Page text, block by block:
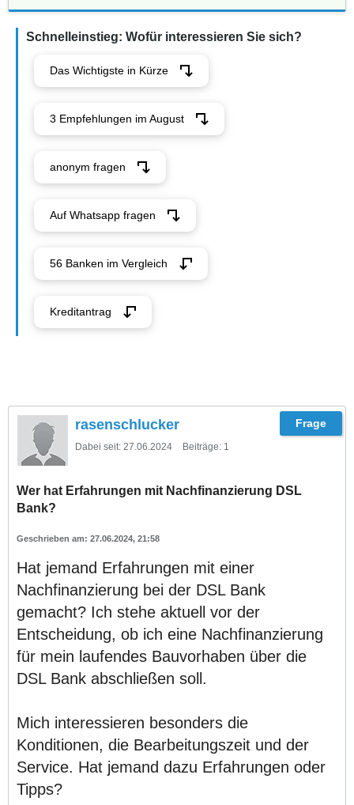
Schnelleinstieg: Wofür interessieren Sie sich?
Das Wichtigste in Kürze
3 Empfehlungen im August
anonym fragen
Auf Whatsapp fragen
56 Banken im Vergleich
Kreditantrag
rasenschlucker
Dabei seit: 27.06.2024 Beiträge: 1
Wer hat Erfahrungen mit Nachfinanzierung DSL
Bank?
27.06.2024, 21:58
Hat jemand Erfahrungen mit einer
Nachfinanzierung bei der DSL Bank
gemacht? Ich stehe aktuell vor der
Entscheidung, ob ich eine Nachfinanzierung
für mein laufendes Bauvorhaben über die
DSL Bank abschließen soll.
Mich interessieren besonders die
Konditionen, die Bearbeitungszeit und der
Service. Hat jemand dazu Erfahrungen oder
Tipps?